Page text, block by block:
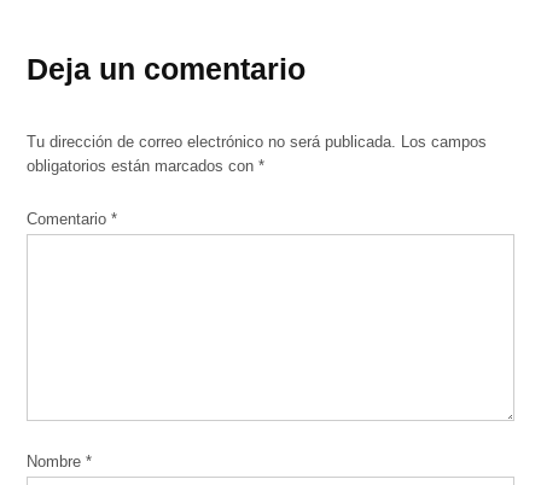
Deja un comentario
Tu dirección de correo electrónico no será publicada. Los campos
obligatorios están marcados con*
Comentario*
Nombre*